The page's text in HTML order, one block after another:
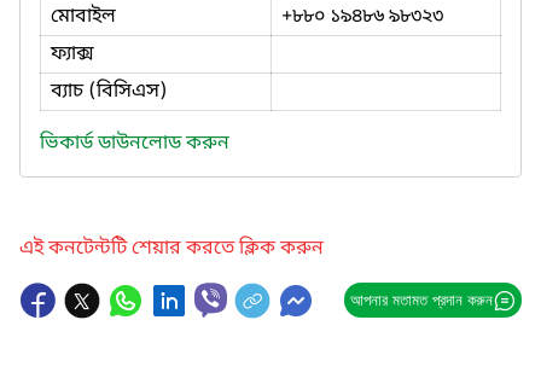
মোবাইল
+৮৮০ ১৯৪৮৬ ৯৮৩২৩
ফ্যাক্স
ব্যাচ (বিসিএস)
ভিকার্ড ডাউনলোড করুন
এই কনটেন্টটি শেয়ার করতে ক্লিক করুন
আপনার মতামত প্রদান করুন